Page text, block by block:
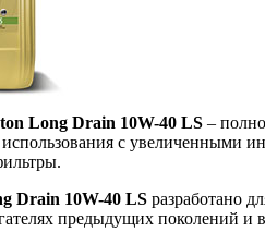
Long Drain 10W-40 LS –
использования с увеличенными
Drain 10W-40 LS разработано
предыдущих поколений и